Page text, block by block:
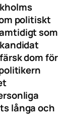
politiskt
som
dom för
långa och